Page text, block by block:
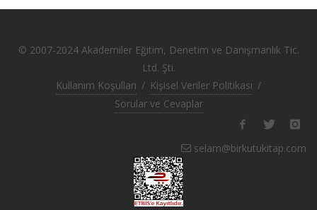
© 2007-2024 Akademiler Eğitim, Denetim ve Danışmanlık Tic.
Ltd. Şti.
Kullanım Koşulları / Kişisel Veriler Politikası /
Sorular ve Cevaplar
selam@birkutukitap.com